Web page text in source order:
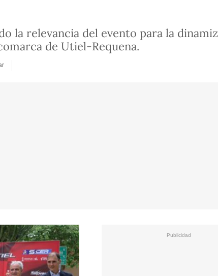
la relevancia del evento para la
de Utiel-Requena.